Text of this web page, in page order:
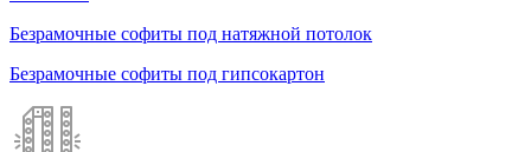
Безрамочные софиты под натяжной потолок
Безрамочные софиты под гипсокартон